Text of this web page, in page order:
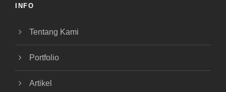
INFO
Tentang Kami
Portfolio
Artikel